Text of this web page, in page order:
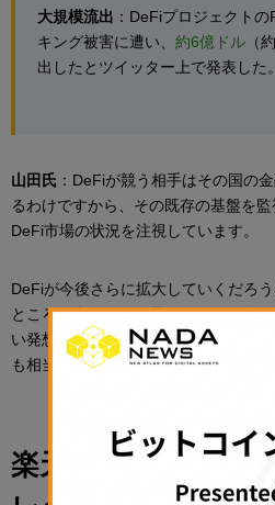
大規模流出 ：DeFiプロジェクト
キング被害に遭い、 約6億ドル （
出したとツイッター上で発表した。
山田氏 ：DeFiが競う相手はその国の
るわけですから、その既存の基盤を監
DeFi市場の状況を注視しています。
DeFiが今後さらに拡大していくだろ
ところは多くあると思います。既存
い発想が生まれれば、当然、金融規
も相当な注意を払って着目してくるで
楽天ウォレットが